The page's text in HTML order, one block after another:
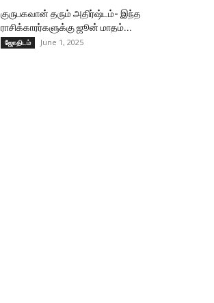
குருபகவான் தரும் அதிர்ஷ்டம்- இந்த
ராசிக்காரர்களுக்கு ஜூன் மாதம்...
ஜோதிடம் June 1, 2025